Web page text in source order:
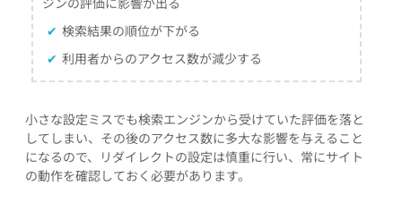
✔ 検索結果の順位が下がる
✔ 利用者からのアクセス数が減少する
小さな設定ミスでも検索エンジンから受けていた評価を落と
してしまい、その後のアクセス数に多大な影響を与えること
になるので、リダイレクトの設定は慎重に行い、常にサイト
の動作を確認しておく必要があります。